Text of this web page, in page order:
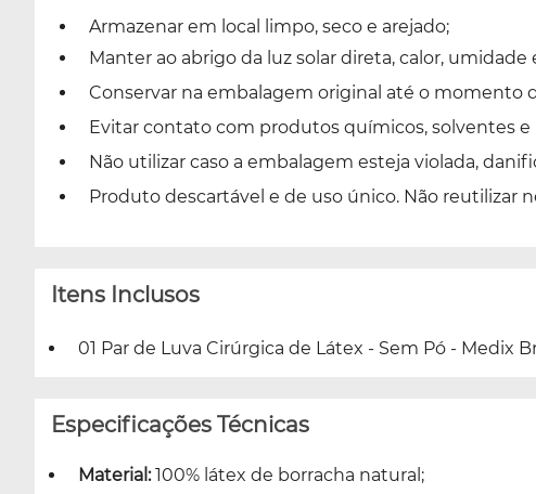
Armazenar em local limpo, seco e arejado;
Manter ao abrigo da luz solar direta, calor, umidade
Conservar na embalagem original até o momento
Evitar contato com produtos químicos, solventes
Não utilizar caso a embalagem esteja violada,
Produto descartável e de uso único. Não reutilizar
Itens Inclusos
01 Par de Luva Cirúrgica de Látex - Sem Pó - Medix
Especificações Técnicas
Material:100% látex de borracha natural;